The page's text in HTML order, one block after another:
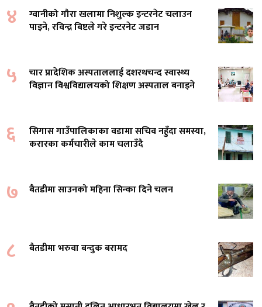
४
ग्वानीको गौरा खलामा निशुल्क इन्टरनेट चलाउन
पाइने, रविन्द्र बिष्टले गरे इन्टरनेट जडान
५
चार प्रादेशिक अस्पताललाई दशरथचन्द स्वास्थ्य
विज्ञान विश्वविद्यालयको शिक्षण अस्पताल बनाइने
६
सिगास गाउँपालिकाका वडामा सचिव नहुँदा समस्या,
करारका कर्मचारीले काम चलाउँदै
७ बैतडीमा साउनको महिना सिन्का दिने चलन
८ बैतडीमा भरुवा बन्दुक बरामद